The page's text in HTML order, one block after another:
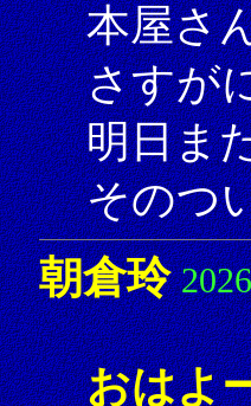
本屋さ
さすが
明日ま
そのつ
朝倉玲
おはよ